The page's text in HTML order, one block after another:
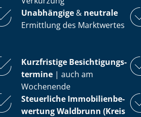
Unabhängige & neutrale
Ermittlung des Marktwertes
Kurzfristige Be­sich­ti­gungs­
ter­mi­ne | auch am
Wochenende
Steuerliche Im­mo­bi­li­en­be­
wer­tungWaldbrunn (Kreis